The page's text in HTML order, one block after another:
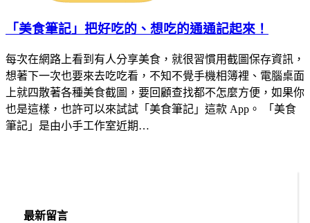
「美食筆記」把好吃的、想吃的通通記起來！
每次在網路上看到有人分享美食，就很習慣用截圖保存資訊，
想著下一次也要來去吃吃看，不知不覺手機相簿裡、電腦桌面
上就四散著各種美食截圖，要回顧查找都不怎麼方便，如果你
也是這樣，也許可以來試試「美食筆記」這款 App。 「美食
筆記」是由小手工作室近期…
最新留言